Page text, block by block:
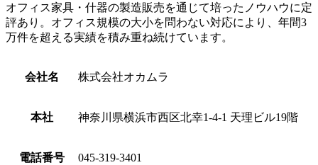
オフィス家具・什器の製造販売を通じて培ったノウハウに定
評あり。オフィス規模の大小を問わない対応により、年間3
万件を超える実績を積み重ね続けています。
会社名 株式会社オカムラ
本社 神奈川県横浜市西区北幸1-4-1 天理ビル19階
電話番号 045-319-3401